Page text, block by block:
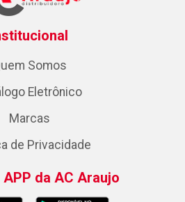
Somos
Eletrônico
Marcas
de Privacidade
APP da AC Araujo